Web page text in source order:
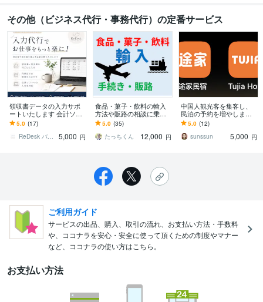
その他（ビジネス代行・事務代行）の定番サービス
領収書データの入力サポ
ートいたします 会計ソフ
ト入力サポート（入力作
業のみ対応）
5.0 (17)
ReDesk バックオフィスサポート
5,000 円
食品・菓子・飲料の輸入
方法や販路の相談に乗り
ます 15年間輸入食品に関
わっていた元商社マンが
アドバイスします
5.0 (35)
たっちくん
12,000 円
中国人観光客を集客し、
民泊の予約を増やします
中国人に人気ある民泊サ
イトに登録運営を手伝い
(運営支援)
5.0 (12)
sunssun
5,000 円
ご利用ガイド
サービスの出品、購入、取引の流れ、お支払い方法・手数料
や、ココナラを安心・安全に使って頂くための制度やマナー
など、ココナラの使い方はこちら。
お支払い方法